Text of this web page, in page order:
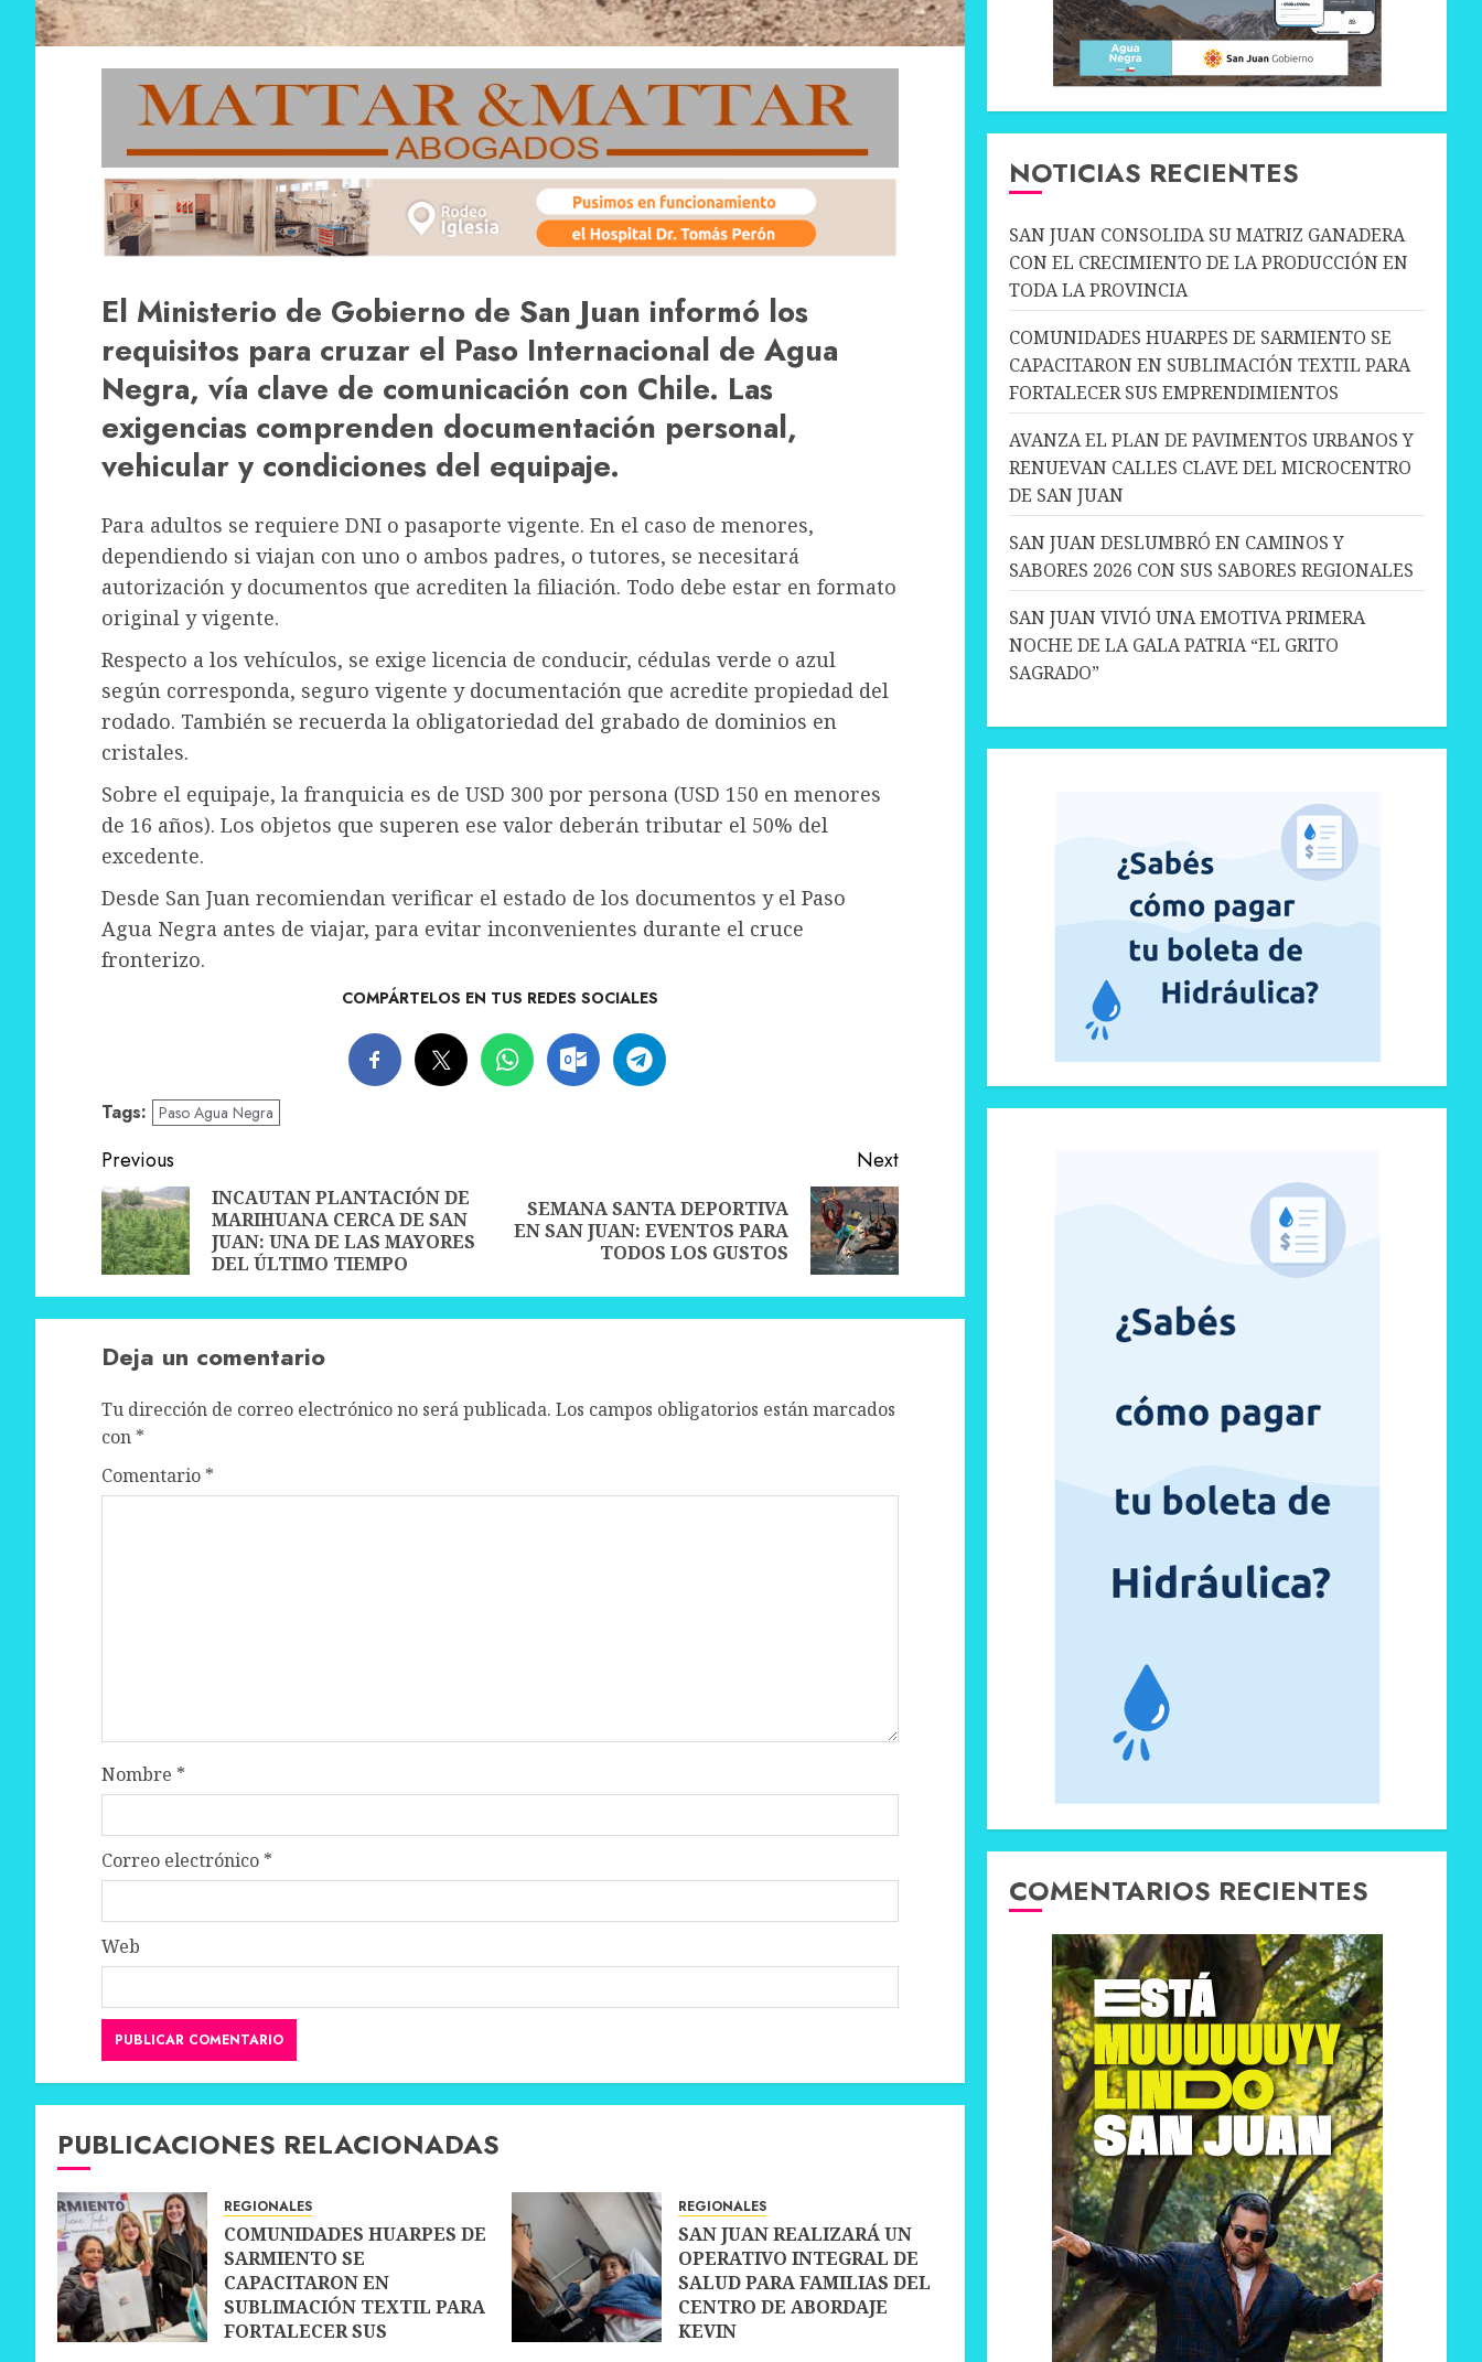
El Ministerio de Gobierno de San Juan informó los
requisitos para cruzar el Paso Internacional de Agua
Negra, vía clave de comunicación con Chile. Las
exigencias comprenden documentación personal,
vehicular y condiciones del equipaje.
Para adultos se requiere DNI o pasaporte vigente. En el caso de menores,
dependiendo si viajan con uno o ambos padres, o tutores, se necesitará
autorización y documentos que acrediten la filiación. Todo debe estar en formato
original y vigente.
Respecto a los vehículos, se exige licencia de conducir, cédulas verde o azul
según corresponda, seguro vigente y documentación que acredite propiedad del
rodado. También se recuerda la obligatoriedad del grabado de dominios en
cristales.
Sobre el equipaje, la franquicia es de USD 300 por persona (USD 150 en menores
de 16 años). Los objetos que superen ese valor deberán tributar el 50% del
excedente.
Desde San Juan recomiendan verificar el estado de los documentos y el Paso
Agua Negra antes de viajar, para evitar inconvenientes durante el cruce
fronterizo.
COMPÁRTELOS EN TUS REDES SOCIALES
Tags: Paso Agua Negra
Post
navigation
Previous
Previous
INCAUTAN PLANTACIÓN DE
MARIHUANA CERCA DE SAN
JUAN: UNA DE LAS MAYORES
DEL ÚLTIMO TIEMPO
Next
Next
SEMANA SANTA DEPORTIVA
EN SAN JUAN: EVENTOS PARA
TODOS LOS GUSTOS
Deja un comentario
Tu dirección de correo electrónico no será publicada. Los campos obligatorios están marcados
con *
Comentario *
Nombre *
Correo electrónico *
Web
PUBLICACIONES RELACIONADAS
REGIONALES
COMUNIDADES HUARPES DE
SARMIENTO SE
CAPACITARON EN
SUBLIMACIÓN TEXTIL PARA
FORTALECER SUS
REGIONALES
SAN JUAN REALIZARÁ UN
OPERATIVO INTEGRAL DE
SALUD PARA FAMILIAS DEL
CENTRO DE ABORDAJE
KEVIN
NOTICIAS RECIENTES
SAN JUAN CONSOLIDA SU MATRIZ GANADERA
CON EL CRECIMIENTO DE LA PRODUCCIÓN EN
TODA LA PROVINCIA
COMUNIDADES HUARPES DE SARMIENTO SE
CAPACITARON EN SUBLIMACIÓN TEXTIL PARA
FORTALECER SUS EMPRENDIMIENTOS
AVANZA EL PLAN DE PAVIMENTOS URBANOS Y
RENUEVAN CALLES CLAVE DEL MICROCENTRO
DE SAN JUAN
SAN JUAN DESLUMBRÓ EN CAMINOS Y
SABORES 2026 CON SUS SABORES REGIONALES
SAN JUAN VIVIÓ UNA EMOTIVA PRIMERA
NOCHE DE LA GALA PATRIA “EL GRITO
SAGRADO”
COMENTARIOS RECIENTES